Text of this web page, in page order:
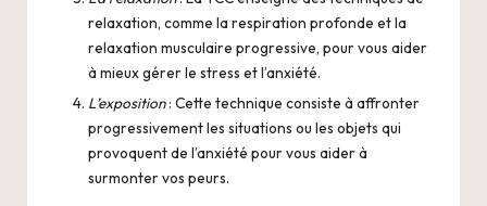
relaxation, comme la respiration profonde et la
relaxation musculaire progressive, pour vous aider
à mieux gérer le stress et l’anxiété.
L’exposition: Cette technique consiste à affronter
progressivement les situations ou les objets qui
provoquent de l’anxiété pour vous aider à
surmonter vos peurs.